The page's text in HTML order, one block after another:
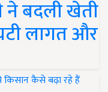
ने बदली खेती
लागत और